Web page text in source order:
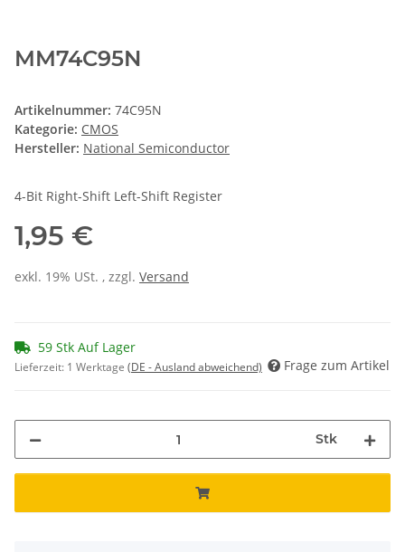
MM74C95N
Artikelnummer: 74C95N
Kategorie: CMOS
Hersteller: National Semiconductor
4-Bit Right-Shift Left-Shift Register
1,95 €
exkl. 19% USt. , zzgl. Versand
59 Stk Auf Lager
Lieferzeit: 1 Werktage (DE - Ausland abweichend) Frage zum Artikel
Stk